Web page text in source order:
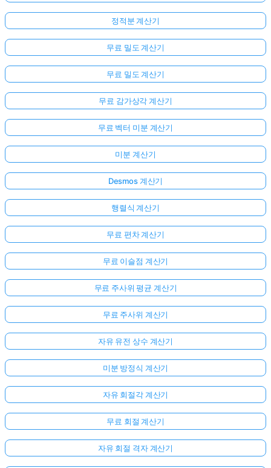
정적분 계산기
무료 밀도 계산기
무료 밀도 계산기
무료 감가상각 계산기
무료 벡터 미분 계산기
미분 계산기
Desmos 계산기
행렬식 계산기
무료 편차 계산기
무료 이슬점 계산기
무료 주사위 평균 계산기
무료 주사위 계산기
자유 유전 상수 계산기
미분 방정식 계산기
자유 회절각 계산기
무료 회절 계산기
자유 회절 격자 계산기